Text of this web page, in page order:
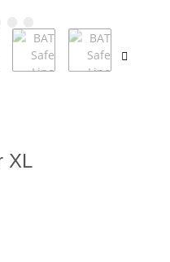
XL